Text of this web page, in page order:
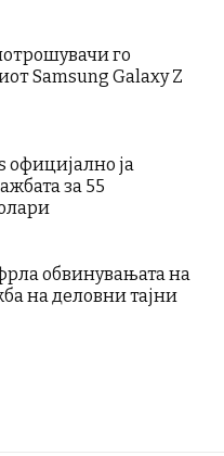
го
Samsung Galaxy Z
официјално ја
за 55
обвинувањата на
на деловни тајни